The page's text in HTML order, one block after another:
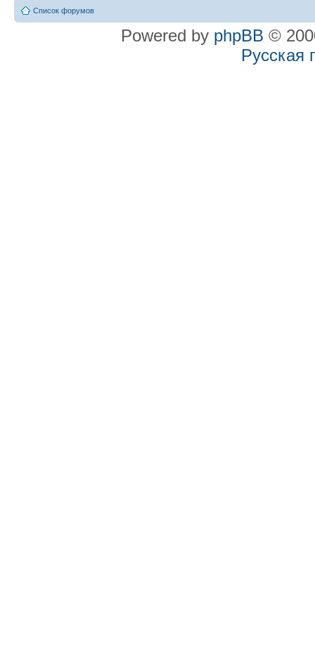
Список форумов
Powered by phpBB ©
Русская